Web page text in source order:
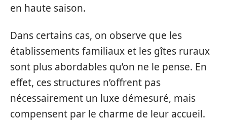
en haute saison.
Dans certains cas, on observe que les
établissements familiaux et les gîtes ruraux
sont plus abordables qu’on ne le pense. En
effet, ces structures n’offrent pas
nécessairement un luxe démesuré, mais
compensent par le charme de leur accueil.